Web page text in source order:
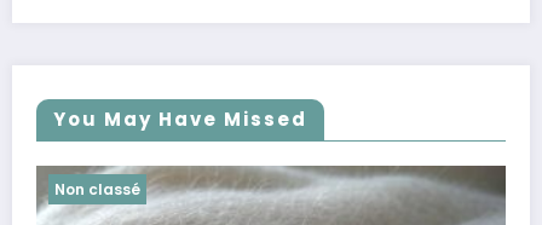
You May Have Missed
Non classé